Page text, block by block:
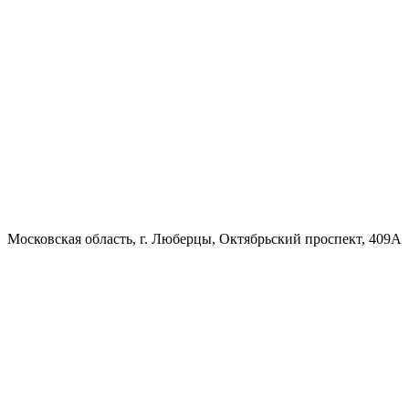
Московская область, г. Люберцы, Октябрьский проспект, 409А